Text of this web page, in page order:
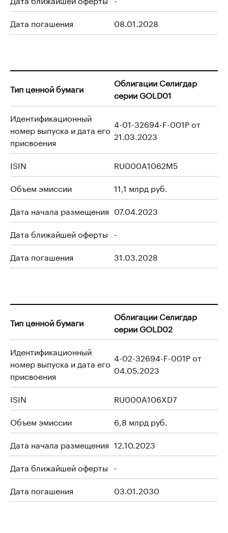
Дата погашения
08.01.2028
Тип ценной бумаги
Облигации Селигдар
серии GOLD01
Идентификационный
номер выпуска и дата его
присвоения
4-01-32694-F-001P от
21.03.2023
ISIN
RU000A1062M5
Объем эмиссии
11,1 млрд руб.
Дата начала размещения 07.04.2023
Дата ближайшей оферты -
Дата погашения
31.03.2028
Тип ценной бумаги
Облигации Селигдар
серии GOLD02
Идентификационный
номер выпуска и дата его
присвоения
4-02-32694-F-001P от
04.05.2023
ISIN
RU000A106XD7
Объем эмиссии
6,8 млрд руб.
Дата начала размещения 12.10.2023
Дата ближайшей оферты -
Дата погашения
03.01.2030